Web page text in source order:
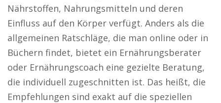
Nährstoffen, Nahrungsmitteln und deren
Einfluss auf den Körper verfügt. Anders als die
allgemeinen Ratschläge, die man online oder in
Büchern findet, bietet ein Ernährungsberater
oder Ernährungscoach eine gezielte Beratung,
die individuell zugeschnitten ist. Das heißt, die
Empfehlungen sind exakt auf die speziellen